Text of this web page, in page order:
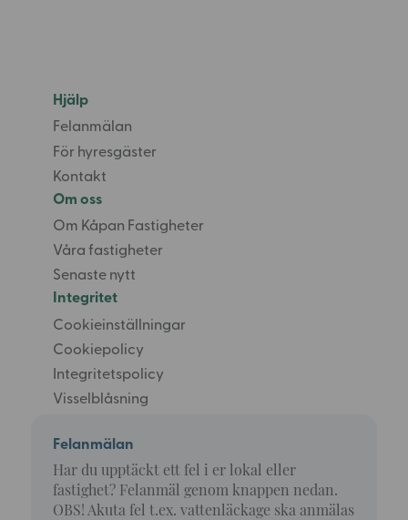
Hjälp
Felanmälan
För hyresgäster
Kontakt
Om oss
Om Kåpan Fastigheter
Våra fastigheter
Senaste nytt
Integritet
Cookieinställningar
Cookiepolicy
Integritetspolicy
Visselblåsning
Felanmälan
Har du upptäckt ett fel i er lokal eller
fastighet? Felanmäl genom knappen nedan.
OBS! Akuta fel t.ex. vattenläckage ska anmälas